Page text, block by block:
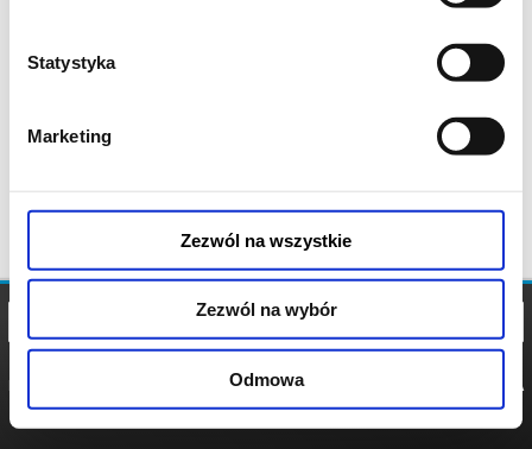
Statystyka
Marketing
Zezwól na wszystkie
Zezwól na wybór
Odmowa
POLITYKA
POLITYKA